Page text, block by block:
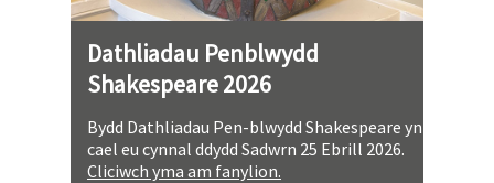
Dathliadau Penblwydd
Shakespeare 2026
Bydd Dathliadau Pen-blwydd Shakespeare yn
cael eu cynnal ddydd Sadwrn 25 Ebrill 2026.
Cliciwch yma am fanylion.